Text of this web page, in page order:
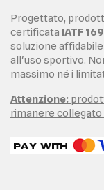
Progettato,
certificata IATF
soluzione
all'uso sportivo.
massimo né i
Attenzione:
rimanere collegato